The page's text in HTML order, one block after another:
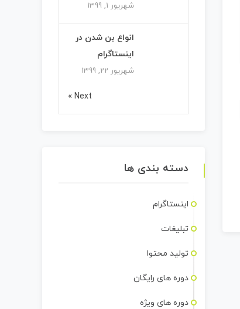
شهریور 1, 1399
انواع بن شدن در
اینستاگرام
شهریور 22, 1399
Next »
دسته بندی ها
اینستاگرام
تبلیغات
تولید محتوا
دوره های رایگان
دوره های ویژه